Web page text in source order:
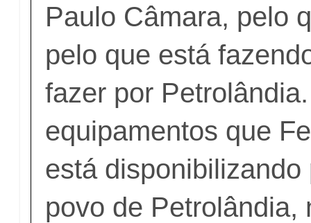
Paulo Câmara, pelo
pelo que está
fazer por
equipamentos que
está disponibilizando
povo de Petrolândia,